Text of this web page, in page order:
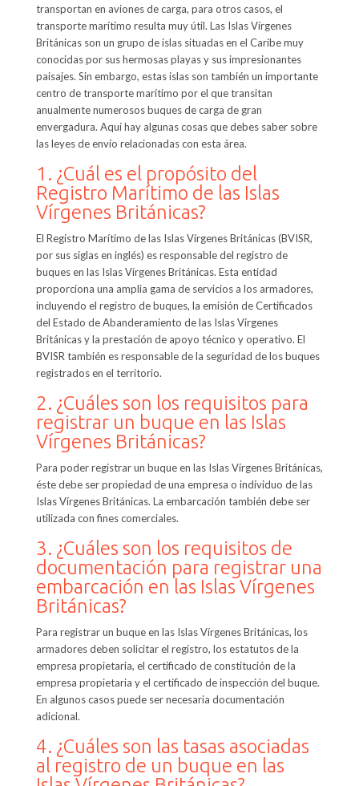
transportan en aviones de carga, para otros casos, el
transporte marítimo resulta muy útil. Las Islas Vírgenes
Británicas son un grupo de islas situadas en el Caribe muy
conocidas por sus hermosas playas y sus impresionantes
paisajes. Sin embargo, estas islas son también un importante
centro de transporte marítimo por el que transitan
anualmente numerosos buques de carga de gran
envergadura. Aquí hay algunas cosas que debes saber sobre
las leyes de envío relacionadas con esta área.
1. ¿Cuál es el propósito del
Registro Marítimo de las Islas
Vírgenes Británicas?
El Registro Marítimo de las Islas Vírgenes Británicas (BVISR,
por sus siglas en inglés) es responsable del registro de
buques en las Islas Vírgenes Británicas. Esta entidad
proporciona una amplia gama de servicios a los armadores,
incluyendo el registro de buques, la emisión de Certificados
del Estado de Abanderamiento de las Islas Vírgenes
Británicas y la prestación de apoyo técnico y operativo. El
BVISR también es responsable de la seguridad de los buques
registrados en el territorio.
2. ¿Cuáles son los requisitos para
registrar un buque en las Islas
Vírgenes Británicas?
Para poder registrar un buque en las Islas Vírgenes Británicas,
éste debe ser propiedad de una empresa o individuo de las
Islas Vírgenes Británicas. La embarcación también debe ser
utilizada con fines comerciales.
3. ¿Cuáles son los requisitos de
documentación para registrar una
embarcación en las Islas Vírgenes
Británicas?
Para registrar un buque en las Islas Vírgenes Británicas, los
armadores deben solicitar el registro, los estatutos de la
empresa propietaria, el certificado de constitución de la
empresa propietaria y el certificado de inspección del buque.
En algunos casos puede ser necesaria documentación
adicional.
4. ¿Cuáles son las tasas asociadas
al registro de un buque en las